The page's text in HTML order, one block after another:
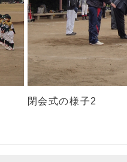
閉会式の様子2